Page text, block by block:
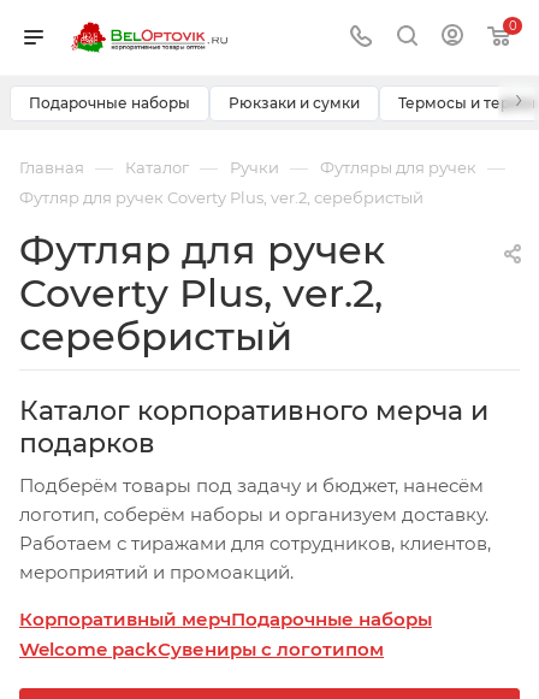
0
Подарочные наборы Рюкзаки и сумки Термосы и ›
Главная — Каталог — Ручки — Футляры для ручек —
Футляр для ручек Coverty Plus, ver.2, серебристый
Футляр для ручек
Coverty Plus, ver.2,
серебристый
Каталог корпоративного мерча и
подарков
Подберём товары под задачу и бюджет, нанесём
логотип, соберём наборы и организуем доставку.
Работаем с тиражами для сотрудников, клиентов,
мероприятий и промоакций.
Корпоративный мерчПодарочные наборы
Welcome packСувениры с логотипом